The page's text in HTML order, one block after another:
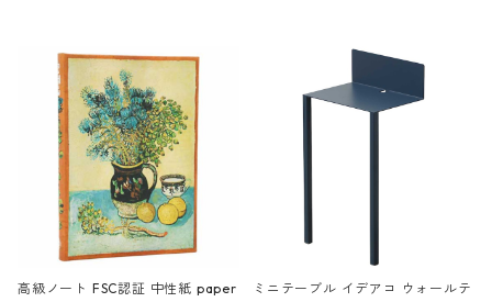
高級ノート FSC認証 中性紙 paper
ミニテーブル イデアコ ウォールテ